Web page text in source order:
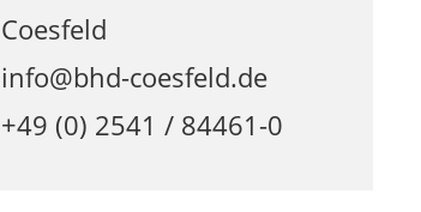
Coesfeld
info@bhd-coesfeld.de
+49 (0) 2541 / 84461-0